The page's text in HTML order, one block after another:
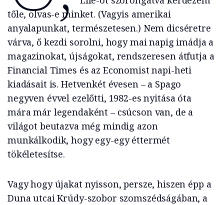
tőle, olvas-e minket. (Vagyis amerikai
anyalapunkat, természetesen.) Nem dicséretre
várva, ő kezdi sorolni, hogy mai napig imádja a
magazinokat, újságokat, rendszeresen átfutja a
Financial Times és az Economist napi-heti
kiadásait is. Hetvenkét évesen – a Spago
negyven évvel ezelőtti, 1982-es nyitása óta
mára már legendaként – csúcson van, de a
világot beutazva még mindig azon
munkálkodik, hogy egy-egy éttermét
tökéletesítse.
Vagy hogy újakat nyisson, persze, hiszen épp a
Duna utcai Krúdy-szobor szomszédságában, a